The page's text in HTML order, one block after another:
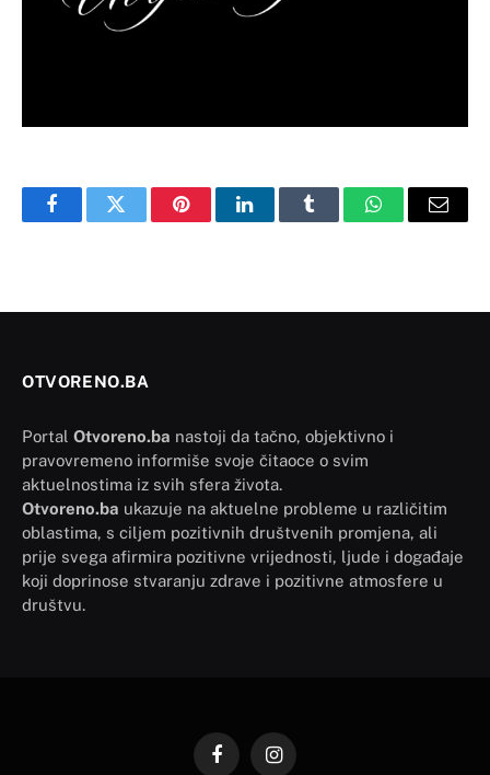
FacebookTwitter PinterestLinkedInTumblr WhatsAppEmail
OTVORENO.BA
Portal Otvoreno.ba nastoji da tačno, objektivno i
pravovremeno informiše svoje čitaoce o svim
aktuelnostima iz svih sfera života.
Otvoreno.ba ukazuje na aktuelne probleme u različitim
oblastima, s ciljem pozitivnih društvenih promjena, ali
prije svega afirmira pozitivne vrijednosti, ljude i događaje
koji doprinose stvaranju zdrave i pozitivne atmosfere u
društvu.
FacebookInstagram